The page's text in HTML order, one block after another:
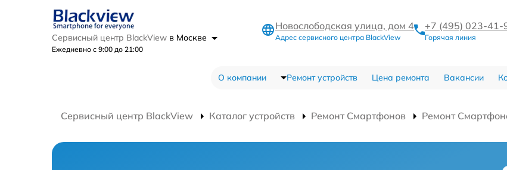
Сервисный центр BlackView в Москве
Ежедневно с 9:00 до 21:00
Новослободская улица, дом 4
Адрес сервисного центра BlackView
+7 (495) 023-41-
Горячая линия
О компании Ремонт устройств Цена ремонта Вакансии
Сервисный центр BlackView Каталог устройств Ремонт Смартфонов Ремонт